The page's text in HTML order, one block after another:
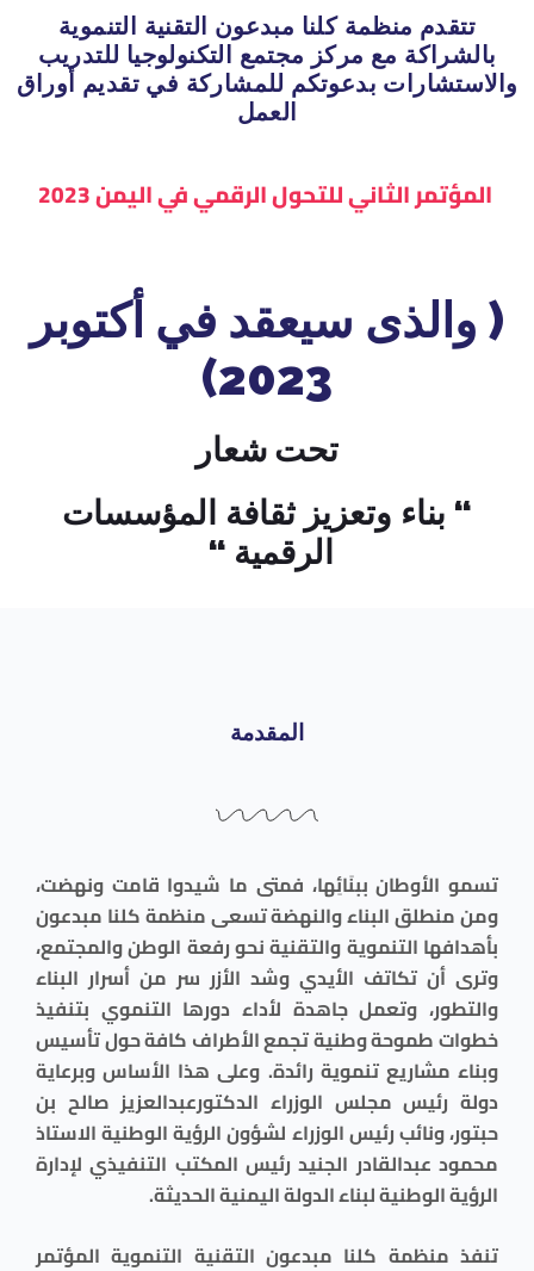
تتقدم منظمة كلنا مبدعون التقنية التنموية
بالشراكة مع مركز مجتمع التكنولوجيا للتدريب
والاستشارات بدعوتكم للمشاركة في تقديم أوراق
العمل
المؤتمر الثاني للتحول الرقمي في اليمن 2023
( والذى سيعقد في أكتوبر
2023)
تحت شعار
“ بناء وتعزيز ثقافة المؤسسات
الرقمية “
المقدمة
تسمو الأوطان ببنَائِها، فمتى ما شيدوا قامت ونهضت،
ومن منطلق البناء والنهضة تسعى منظمة كلنا مبدعون
بأهدافها التنموية والتقنية نحو رفعة الوطن والمجتمع،
وترى أن تكاتف الأيدي وشد الأزر سر من أسرار البناء
والتطور، وتعمل جاهدة لأداء دورها التنموي بتنفيذ
خطوات طموحة وطنية تجمع الأطراف كافة حول تأسيس
وبناء مشاريع تنموية رائدة. وعلى هذا الأساس وبرعاية
دولة رئيس مجلس الوزراء الدكتورعبدالعزيز صالح بن
حبتور، ونائب رئيس الوزراء لشؤون الرؤية الوطنية الاستاذ
محمود عبدالقادر الجنيد رئيس المكتب التنفيذي لإدارة
الرؤية الوطنية لبناء الدولة اليمنية الحديثة.
تنفذ منظمة كلنا مبدعون التقنية التنموية المؤتمر